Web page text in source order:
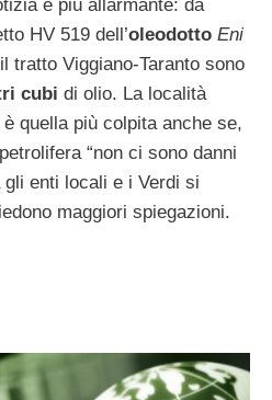
è più allarmante: da
HV 519 dell’oleodotto Eni
tratto Viggiano-Taranto sono
cubi di olio. La località
quella più colpita anche se,
“non ci sono danni
enti locali e i Verdi si
maggiori spiegazioni.